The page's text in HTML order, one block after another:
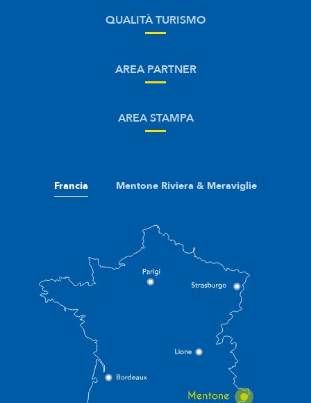
QUALITÀ TURISMO
AREA PARTNER
AREA STAMPA
Francia Mentone Riviera & Meraviglie